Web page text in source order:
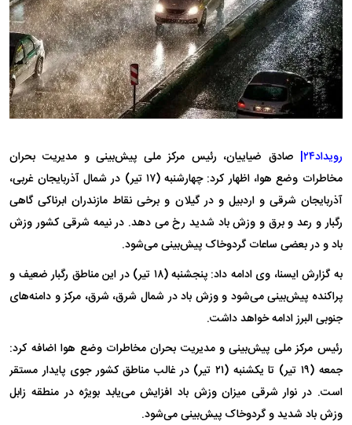
رویداد۲۴|
صادق ضیاییان، رئیس مرکز ملی پیش‌بینی و مدیریت بحران
مخاطرات وضع هوا، اظهار کرد: چهارشنبه (۱۷ تیر) در شمال آذربایجان غربی،
آذربایجان شرقی و اردبیل و در گیلان و برخی نقاط مازندران ابرناکی گاهی
رگبار و رعد و برق و وزش باد شدید رخ می دهد. در نیمه شرقی کشور وزش
باد و در بعضی ساعات گردوخاک پیش‌بینی می‌شود.
به گزارش ایسنا، وی ادامه داد: پنجشنبه (۱۸ تیر) در این مناطق رگبار ضعیف و
پراکنده پیش‌بینی می‌شود و وزش باد در شمال شرق، شرق، مرکز و دامنه‌های
جنوبی البرز ادامه خواهد داشت.
رئیس مرکز ملی پیش‌بینی و مدیریت بحران مخاطرات وضع هوا اضافه کرد:
جمعه (۱۹ تیر) تا یکشنبه (۲۱ تیر) در غالب مناطق کشور جوی پایدار مستقر
است. در نوار شرقی میزان وزش باد افزایش می‌یابد بویژه در منطقه زابل
وزش باد شدید و گردوخاک پیش‌بینی می‌شود.